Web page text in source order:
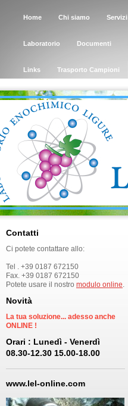
Home Chi siamo Servizi
Laboratorio Documenti
Links Trasporto Campioni
Contatti
Ci potete contattare allo:
Tel . +39 0187 672150
Fax. +39 0187 672150
Potete usare il nostro modulo online.
Novità
La tua soluzione... adesso anche
ONLINE !
Orari : Lunedì - Venerdì
08.30-12.30 15.00-18.00
www.lel-online.com